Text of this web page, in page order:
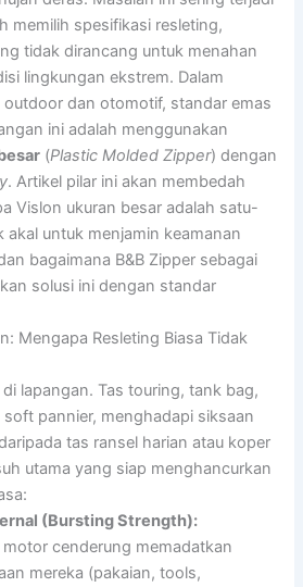
memilih spesifikasi resleting,
tidak dirancang untuk menahan
lingkungan ekstrem. Dalam
dan otomotif, standar emas
ini adalah menggunakan
(Plastic Molded Zipper) dengan
. Artikel pilar ini akan membedah
Vislon ukuran besar adalah satu-
akal untuk menjamin keamanan
bagaimana B&B Zipper sebagai
solusi ini dengan standar
Mengapa Resleting Biasa Tidak
lapangan. Tas touring, tank bag,
pannier, menghadapi siksaan
tas ransel harian atau koper
utama yang siap menghancurkan
(Bursting Strength):
motor cenderung memadatkan
mereka (pakaian, tools,